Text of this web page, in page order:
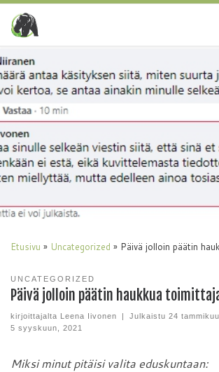
Etusivu » Uncategorized » Päivä jolloin päätin
UNCATEGORIZED
Päivä jolloin päätin haukkua
kirjoittajalta Leena Iivonen | Julkaistu24
5 syyskuun, 2021
Miksi minut pitäisi valita eduskuntaan: